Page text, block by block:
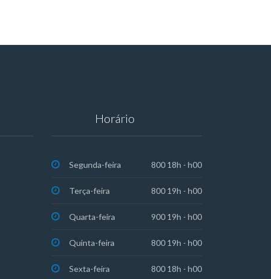
Horário
Segunda-feira 800 18h - h00
Terça-feira 800 19h - h00
Quarta-feira 900 19h - h00
Quinta-feira 800 19h - h00
Sexta-feira 800 18h - h00